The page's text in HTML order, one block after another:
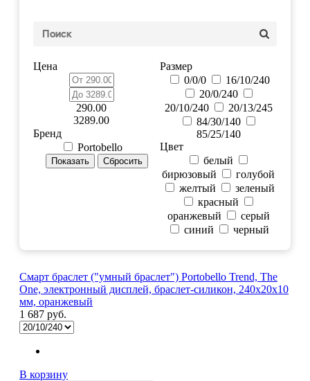
Цена
290.00
3289.00
Размер
0/0/0
16/10/240
20/0/240
20/10/240
20/13/245
84/30/140
85/25/140
Бренд
Portobello
Цвет
белый
бирюзовый
голубой
желтый
зеленый
красный
оранжевый
серый
синий
черный
Смарт браслет ("умный браслет") Portobello Trend, The
One, электронный дисплей, браслет-силикон, 240x20x10
мм, оранжевый
1 687 руб.
В корзину